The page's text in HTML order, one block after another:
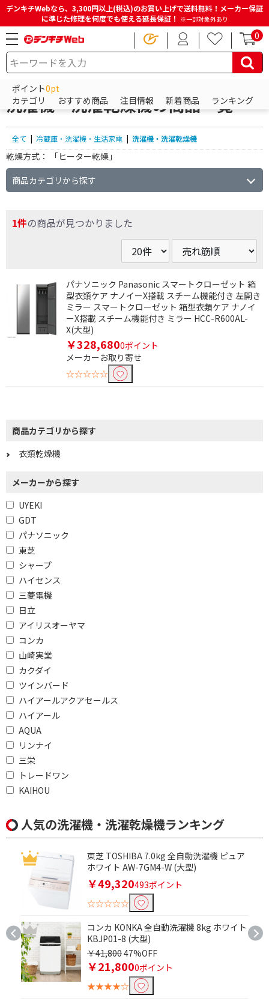
デンキチWebなら、3,300円以上(税込)のお買い上げで送料無料！メーカー保証
に準じた修理を何度でも使える延長保証！ ※一部対象外あり
0
ポイント0pt
カテゴリ
おすすめ商品 注目情報 新着商品 ランキング
HOME 商品一覧ページ 冷蔵庫・洗濯機・生活家電
洗濯機・洗濯乾燥機の商品一覧
全て | 冷蔵庫・洗濯機・生活家電 | 洗濯機・洗濯乾燥機
乾燥方式：
「ヒーター乾燥」
商品カテゴリから探す
1件の商品が見つかりました
パナソニック Panasonic スマートクローゼット 箱
型衣類ケア ナノイーX搭載 スチーム機能付き 左開き
ミラー スマートクローゼット 箱型衣類ケア ナノイ
ーX搭載 スチーム機能付き ミラー HCC-R600AL-
X(大型)
￥328,6800ポイント
メーカーお取り寄せ
☆☆☆☆☆
商品カテゴリから探す
衣類乾燥機
メーカーから探す
UYEKI
GDT
パナソニック
東芝
シャープ
ハイセンス
三菱電機
日立
アイリスオーヤマ
コンカ
山崎実業
カクダイ
ツインバード
ハイアールアクアセールス
ハイアール
AQUA
リンナイ
三栄
トレードワン
KAIHOU
フリーワードで絞り込む
を除外して検索します。
ZABOON（ザブーン）
便利&快適機能で絞り込む
スマホ連携（内蔵）
ドアタイプで絞り込む
左開き
洗濯容量で絞り込む
洗濯4.5kg
洗濯5.0kg
洗濯5.5kg
洗濯8.0kg
洗濯10.0kg
インバーター搭載で絞り込む
人気の洗濯機・洗濯乾燥機ランキング
東芝 TOSHIBA 7.0kg 全自動洗濯機 ピュア
ホワイト AW-7GM4-W (大型)
￥49,320493ポイント
☆☆☆☆☆
コンカ KONKA 全自動洗濯機 8kg ホワイト
KBJP01-8 (大型)
￥41,80047%OFF
￥21,8000ポイント
★★★★☆